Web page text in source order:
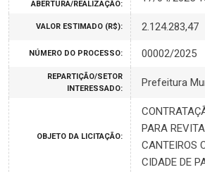
ABERTURA/REALIZAÇÃO:
VALOR ESTIMADO (R$): 2.124.283,47
NÚMERO DO PROCESSO: 00002/2025
REPARTIÇÃO/SETOR
INTERESSADO:
Prefeitura
OBJETO DA LICITAÇÃO:
PARA
CANTEIROS
CIDADE DE